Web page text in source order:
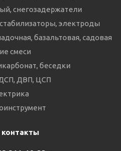
снегозадержатели
электроды
базальтовая, садовая
смеси
беседки
ДВП, ЦСП